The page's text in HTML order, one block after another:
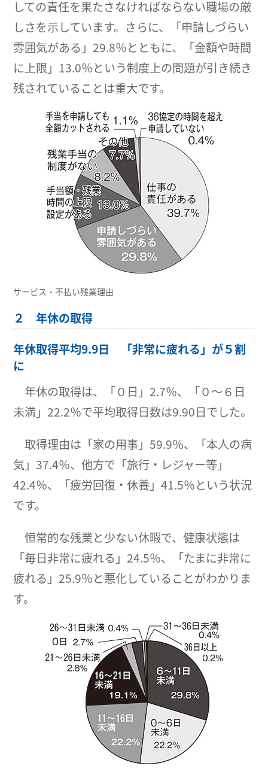
しての責任を果たさなければならない職場の厳
しさを示しています。さらに、「申請しづらい
雰囲気がある」29.8％とともに、「金額や時間
に上限」13.0％という制度上の問題が引き続き
残されていることは重大です。
サービス・不払い残業理由
２ 年休の取得
年休取得平均9.9日 「非常に疲れる」が５割
に
年休の取得は、「０日」2.7％、「０～６日
未満」22.2％で平均取得日数は9.90日でした。
取得理由は「家の用事」59.9％、「本人の病
気」37.4％、他方で「旅行・レジャー等」
42.4％、「疲労回復・休養」41.5％という状況
です。
恒常的な残業と少ない休暇で、健康状態は
「毎日非常に疲れる」24.5％、「たまに非常に
疲れる」25.9％と悪化していることがわかりま
す。